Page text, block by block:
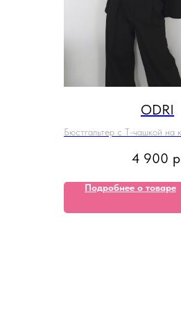
ODRI
Бюстгальтер с Т-чашкой на
4 900
Подробнее о товаре